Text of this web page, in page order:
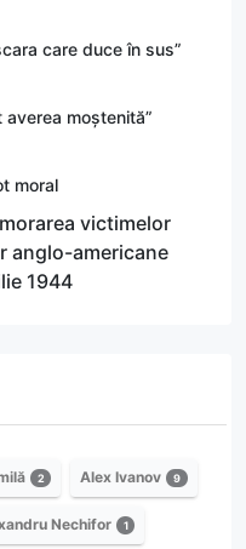
care duce în sus”
moștenită”
moral
victimelor
anglo-americane
1944
2 Alex Ivanov 9
Nechifor 1